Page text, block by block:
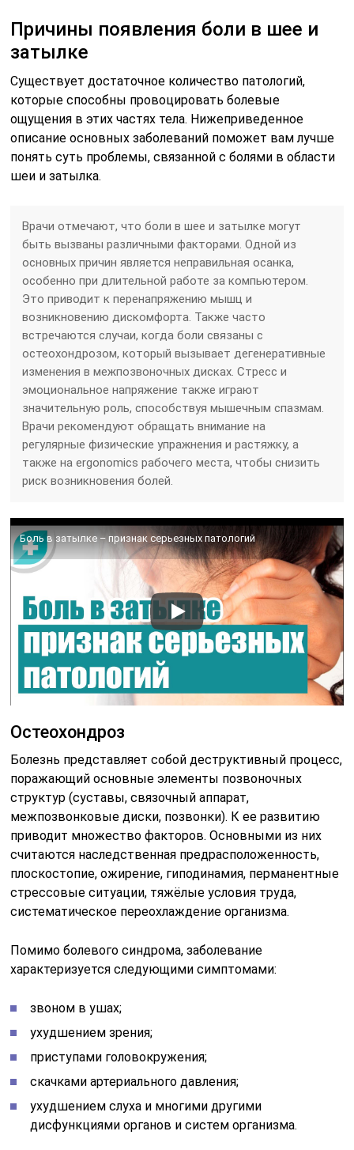
Причины появления боли в шее и
затылке
Существует достаточное количество патологий,
которые способны провоцировать болевые
ощущения в этих частях тела. Нижеприведенное
описание основных заболеваний поможет вам лучше
понять суть проблемы, связанной с болями в области
шеи и затылка.
Врачи отмечают, что боли в шее и затылке могут
быть вызваны различными факторами. Одной из
основных причин является неправильная осанка,
особенно при длительной работе за компьютером.
Это приводит к перенапряжению мышц и
возникновению дискомфорта. Также часто
встречаются случаи, когда боли связаны с
остеохондрозом, который вызывает дегенеративные
изменения в межпозвоночных дисках. Стресс и
эмоциональное напряжение также играют
значительную роль, способствуя мышечным спазмам.
Врачи рекомендуют обращать внимание на
регулярные физические упражнения и растяжку, а
также на ergonomics рабочего места, чтобы снизить
риск возникновения болей.
Боль в затылке – признак серьезных патологий
Остеохондроз
Болезнь представляет собой деструктивный процесс,
поражающий основные элементы позвоночных
структур (суставы, связочный аппарат,
межпозвонковые диски, позвонки). К ее развитию
приводит множество факторов. Основными из них
считаются наследственная предрасположенность,
плоскостопие, ожирение, гиподинамия, перманентные
стрессовые ситуации, тяжёлые условия труда,
систематическое переохлаждение организма.
Помимо болевого синдрома, заболевание
характеризуется следующими симптомами:
звоном в ушах;
ухудшением зрения;
приступами головокружения;
скачками артериального давления;
ухудшением слуха и многими другими
дисфункциями органов и систем организма.